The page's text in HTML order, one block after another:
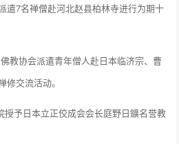
遣7名禅僧赴河北赵县柏林寺进行为期十
协会派遣青年僧人赴日本临济宗、曹
交流活动。
予日本立正佼成会会长庭野日鑛名誉教